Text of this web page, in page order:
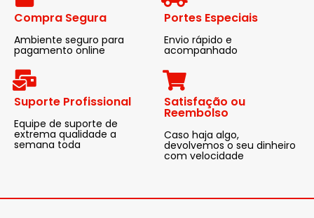
Compra Segura
Ambiente seguro para
pagamento online
Portes Especiais
Envio rápido e
acompanhado
Suporte Profissional
Equipe de suporte de
extrema qualidade a
semana toda
Satisfação ou
Reembolso
Caso haja algo,
devolvemos o seu dinheiro
com velocidade